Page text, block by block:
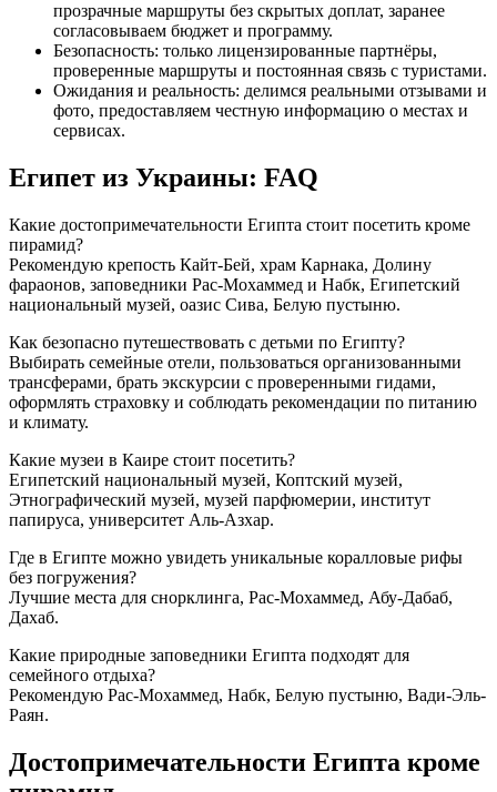
прозрачные маршруты без скрытых доплат, заранее
согласовываем бюджет и программу.
Безопасность: только лицензированные партнёры,
проверенные маршруты и постоянная связь с туристами.
Ожидания и реальность: делимся реальными отзывами и
фото, предоставляем честную информацию о местах и
сервисах.
Египет из Украины: FAQ
Какие достопримечательности Египта стоит посетить кроме
пирамид?
Рекомендую крепость Кайт-Бей, храм Карнака, Долину
фараонов, заповедники Рас-Мохаммед и Набк, Египетский
национальный музей, оазис Сива, Белую пустыню.
Как безопасно путешествовать с детьми по Египту?
Выбирать семейные отели, пользоваться организованными
трансферами, брать экскурсии с проверенными гидами,
оформлять страховку и соблюдать рекомендации по питанию
и климату.
Какие музеи в Каире стоит посетить?
Египетский национальный музей, Коптский музей,
Этнографический музей, музей парфюмерии, институт
папируса, университет Аль-Азхар.
Где в Египте можно увидеть уникальные коралловые рифы
без погружения?
Лучшие места для снорклинга, Рас-Мохаммед, Абу-Дабаб,
Дахаб.
Какие природные заповедники Египта подходят для
семейного отдыха?
Рекомендую Рас-Мохаммед, Набк, Белую пустыню, Вади-Эль-
Раян.
Достопримечательности Египта кроме